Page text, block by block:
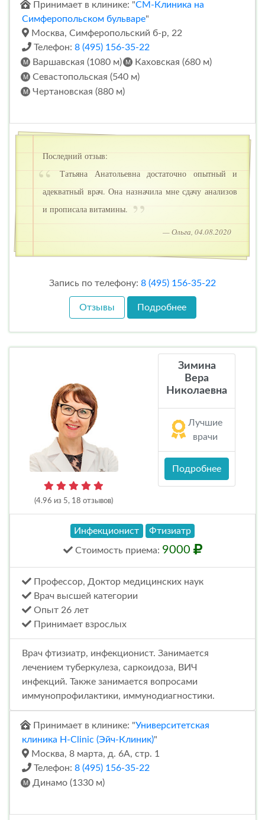
Принимает в клинике: "СМ-Клиника на
Симферопольском бульваре"
Москва, Симферопольский б-р, 22
Телефон: 8 (495) 156-35-22
Варшавская (1080 м)
Каховская (680 м)
Севастопольская (540 м)
Чертановская (880 м)
Последний отзыв:
Татьяна Анатольевна достаточно опытный и
адекватный врач. Она назначила мне сдачу анализов
и прописала витамины.
— Ольга, 04.08.2020
Запись по телефону: 8 (495) 156-35-22
Отзывы Подробнее
(4.96 из 5, 18 отзывов)
Зимина
Вера
Николаевна
Лучшие
врачи
Подробнее
Инфекционист Фтизиатр
Стоимость приема: 9000
Профессор, Доктор медицинских наук
Врач высшей категории
Опыт 26 лет
Принимает взрослых
Врач фтизиатр, инфекционист. Занимается
лечением туберкулеза, саркоидоза, ВИЧ
инфекций. Также занимается вопросами
иммунопрофилактики, иммунодиагностики.
Принимает в клинике: "Университетская
клиника H-Clinic (Эйч-Клиник)"
Москва, 8 марта, д. 6А, стр. 1
Телефон: 8 (495) 156-35-22
Динамо (1330 м)